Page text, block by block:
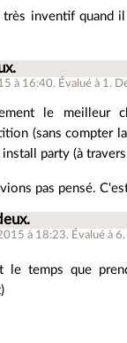
très inventif quand
à 16:40. Évalué à 1 .
le meilleur
(sans compter
party (à
pas pensé.
à 18:23. Évalué à6.
le temps que